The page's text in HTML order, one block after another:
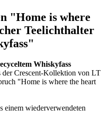
"Home is where
Teelichthalter
Whiskyfass
der Crescent-Kollektion von LT
"Home is where the heart
einem wiederverwendeten